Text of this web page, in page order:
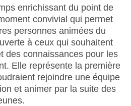
enrichissant du point de
convivial qui permet
personnes animées du
à ceux qui souhaitent
des connaissances pour les
Elle représente la première
rejoindre une équipe
et animer par la suite des